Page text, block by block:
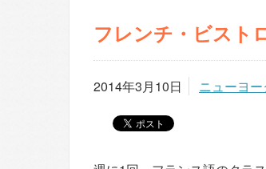
フレンチ・ビスト
2014年3月10日 ニューヨー